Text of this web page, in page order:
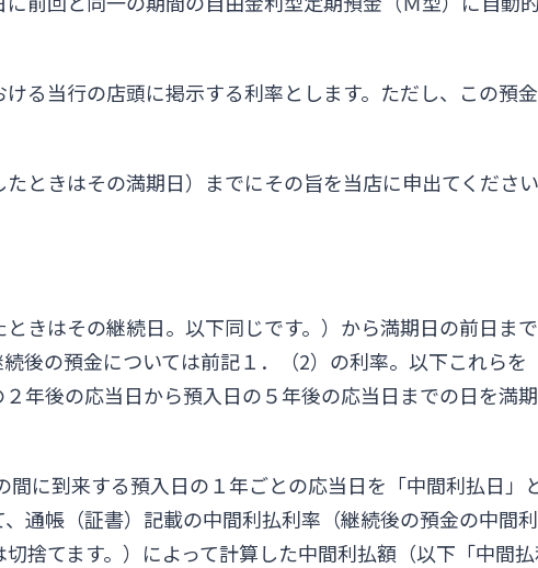
ける当行の店頭に掲示する利率とします。ただし、この預
たときはその満期日）までにその旨を当店に申出てくださ
きはその継続日。以下同じです。）から満期日の前日ま
後の預金については前記１．（2）の利率。以下これら
年後の応当日から預入日の５年後の応当日までの日を満
に到来する預入日の１年ごとの応当日を「中間利払日」
通帳（証書）記載の中間利払利率（継続後の預金の中間
捨てます。）によって計算した中間利払額（以下「中間